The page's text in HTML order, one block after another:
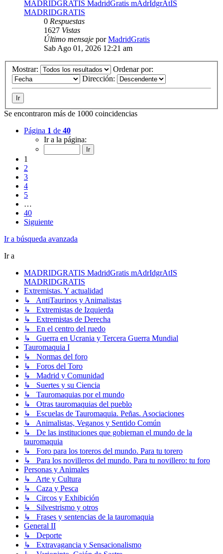
MADRIDGRATIS MadridGratis mAdrIdgrAtIS
MADRIDGRATIS
0 Respuestas
1627 Vistas
Último mensaje porMadridGratis
Sab Ago 01, 2026 12:21 am
Mostrar:
Ordenar por:
Dirección:
Se encontraron más de 1000 coincidencias
Página 1 de 40
Ir a la página:
1
2
3
4
5
…
40
Siguiente
Ir a búsqueda avanzada
Ir a
MADRIDGRATIS MadridGratis mAdrIdgrAtIS
MADRIDGRATIS
Extremistas. Y actualidad
↳ AntiTaurinos y Animalistas
↳ Extremistas de Izquierda
↳ Extremistas de Derecha
↳ En el centro del ruedo
↳ Guerra en Ucrania y Tercera Guerra Mundial
Tauromaquia I
↳ Normas del foro
↳ Foros del Toro
↳ Madrid y Comunidad
↳ Suertes y su Ciencia
↳ Tauromaquias por el mundo
↳ Otras tauromaquias del pueblo
↳ Escuelas de Tauromaquia. Peñas. Asociaciones
↳ Animalistas, Veganos y Sentido Común
↳ De las instituciones que gobiernan el mundo de la
tauromaquia
↳ Foro para los toreros del mundo. Para tu torero
↳ Para los novilleros del mundo. Para tu novillero: tu foro
Personas y Animales
↳ Arte y Cultura
↳ Caza y Pesca
↳ Circos y Exhibición
↳ Silvestrismo y otros
↳ Frases y sentencias de la tauromaquia
General II
↳ Deporte
↳ Extravagancia y Sensacionalismo